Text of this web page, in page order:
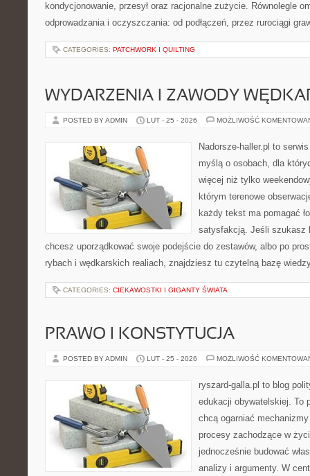
kondycjonowanie, przesył oraz racjonalne zużycie. Równolegle
odprowadzania i oczyszczania: od podłączeń, przez rurociągi
CATEGORIES: PATCHWORK I QUILTING
WYDARZENIA I ZAWODY
POSTED BY ADMIN LUT - 25 - 2026 MOŻLIWOŚĆ
Nadorsze-haller.pl to
myślą o osobach, dla
więcej niż tylko
którym terenowe
każdy tekst ma pomagać
satysfakcją. Jeśli szukasz
chcesz uporządkować swoje podejście do zestawów, albo po
rybach i wędkarskich realiach, znajdziesz tu czytelną bazę
CATEGORIES: CIEKAWOSTKI I GIGANTY ŚWIATA
PRAWO I KONSTYTUCJA
POSTED BY ADMIN LUT - 25 - 2026 MOŻLIWOŚĆ
ryszard-galla.pl to blog
edukacji obywatelskiej. To
chcą ogarniać
procesy zachodzące w
jednocześnie budować
analizy i argumenty. W